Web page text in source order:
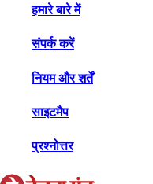
हमारे बारे में
संपर्क करें
नियम और शर्तें
साइटमैप
प्रश्नोत्तर